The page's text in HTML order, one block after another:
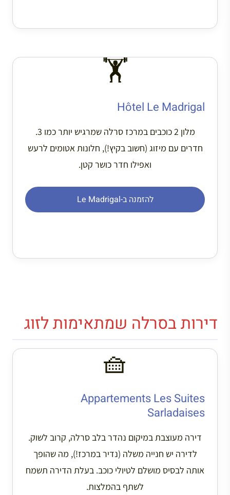
🏋️
Hôtel Le Madrigal
מלון 2 כוכבים במרכז סרלה שמרגיש יותר כמו 3.
חדרים עם מיזוג (חשוב בקיץ!), חלונות אטומים לרעש
ואפילו חדר כושר קטן.
להזמנה ב-Le Madrigal
דירות בסרלה שמתאימות לזוג
🧺
Appartements Les Suites
Sarladaises
דירה מעוצבת במיקום נהדר בלב סרלה, קרוב לשוק.
לדירה יש חנייה משלה (נדיר במרכז!), מה שהופך
אותה לבסיס מושלם לטיולי כוכב. בעלת הדירה תשמח
לשתף בהמלצות.